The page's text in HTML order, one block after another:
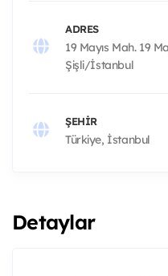
ADRES
19 Mayıs Mah. 19
Şişli/İstanbul
ŞEHIR
Türkiye, İstanbul
Detaylar